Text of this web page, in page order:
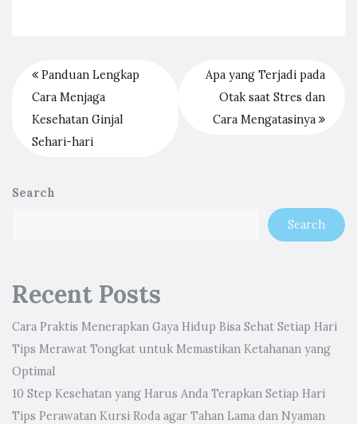
Panduan Lengkap
Cara Menjaga
Kesehatan Ginjal
Sehari-hari
Apa yang Terjadi pada
Otak saat Stres dan
Cara Mengatasinya
Search
Search
Recent Posts
Cara Praktis Menerapkan Gaya Hidup Bisa Sehat Setiap Hari
Tips Merawat Tongkat untuk Memastikan Ketahanan yang
Optimal
10 Step Kesehatan yang Harus Anda Terapkan Setiap Hari
Tips Perawatan Kursi Roda agar Tahan Lama dan Nyaman